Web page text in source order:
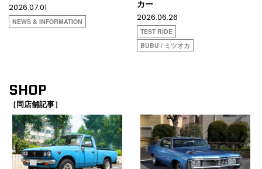
2026.07.01
NEWS & INFORMATION
カー
2026.06.26
TEST RIDE
BUBU / ミツオカ
SHOP
［同店舗記事］